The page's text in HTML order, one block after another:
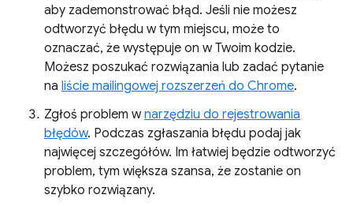
aby zademonstrować błąd. Jeśli nie możesz
odtworzyć błędu w tym miejscu, może to
oznaczać, że występuje on w Twoim kodzie.
Możesz poszukać rozwiązania lub zadać pytanie
na liście mailingowej rozszerzeń do Chrome.
Zgłoś problem wnarzędziu do rejestrowania
błędów. Podczas zgłaszania błędu podaj jak
najwięcej szczegółów. Im łatwiej będzie odtworzyć
problem, tym większa szansa, że zostanie on
szybko rozwiązany.